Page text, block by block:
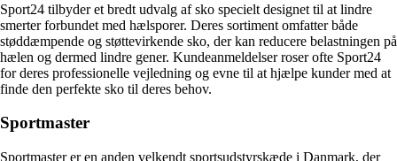
Sport24 tilbyder et bredt udvalg af sko specielt designet til at lindre
smerter forbundet med hælsporer. Deres sortiment omfatter både
støddæmpende og støttevirkende sko, der kan reducere belastningen på
hælen og dermed lindre gener. Kundeanmeldelser roser ofte Sport24
for deres professionelle vejledning og evne til at hjælpe kunder med at
finde den perfekte sko til deres behov.
Sportmaster
Sportmaster er en anden velkendt sportsudstyrskæde i Danmark, der